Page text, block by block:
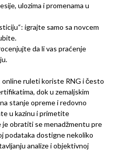
ulozima i promenama u
igrajte samo sa novcem
da li vas praćenje
online ruleti koriste RNG i često
dok u zemaljskim
stanje opreme i redovno
u kazinu i primetite
je obratiti se menadžmentu pre
podataka dostigne nekoliko
analize i objektivnoj